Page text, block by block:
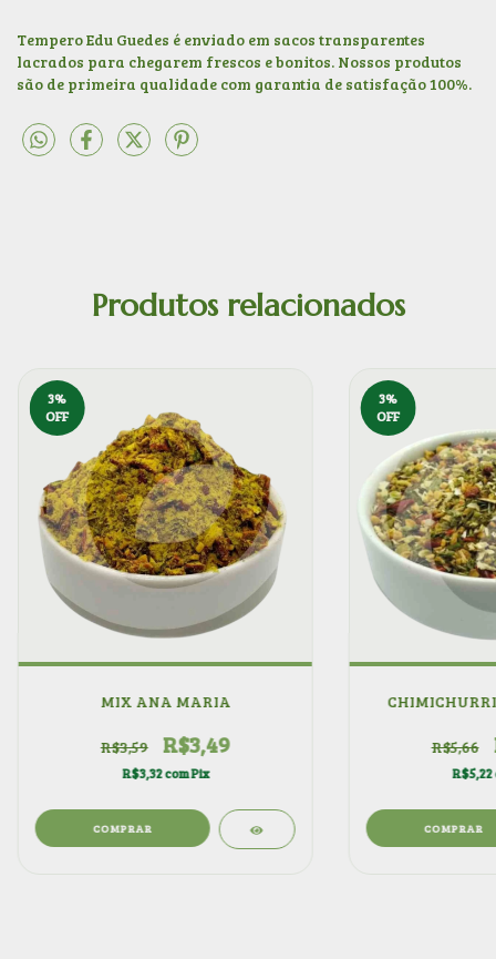
Tempero Edu Guedes é enviado em sacos transparentes
lacrados para chegarem frescos e bonitos. Nossos produtos
são de primeira qualidade com garantia de satisfação 100%.
Produtos relacionados
3%
OFF
MIX ANA MARIA
R$3,59 R$3,49
R$3,32comPix
COMPRAR
3%
OFF
R$5,66
R$5,22
COMPRAR